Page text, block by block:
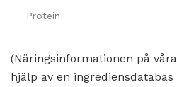
Protein
(Näringsinformationen på
hjälp av en